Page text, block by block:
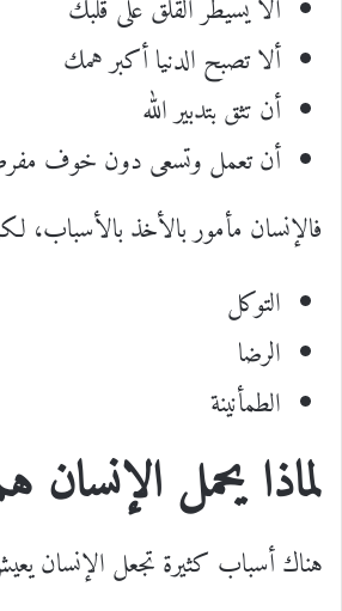
ألا يسيطر القلق على قلبك
ألا تصبح الدنيا أكبر همك
أن تثق بتدبير الله
أن تعمل وتسعى دون خوف
فالإنسان مأمور بالأخذ بالأسباب،
التوكل
الرضا
الطمأنينة
لماذا يحمل الإنسان
هناك أسباب كثيرة تجعل الإنسان